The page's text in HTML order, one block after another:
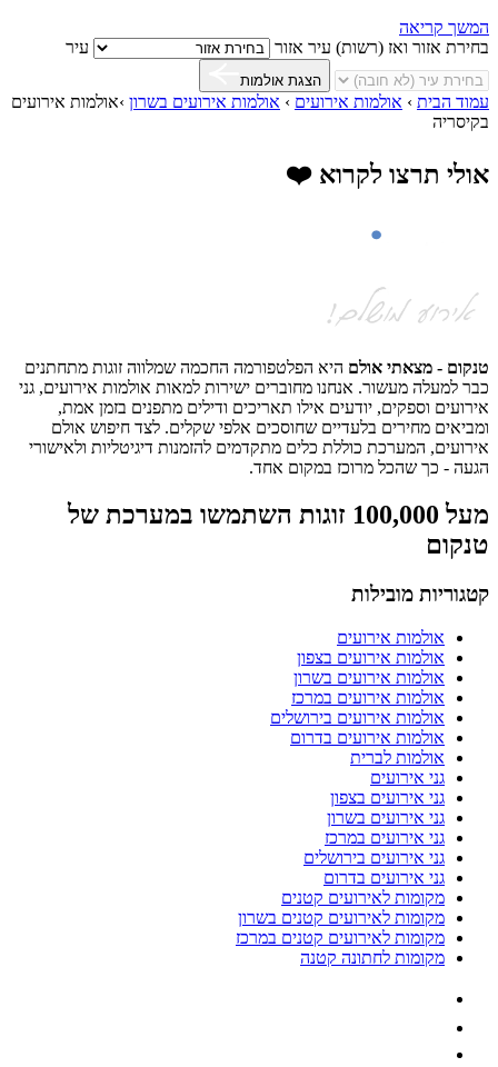
המשך קריאה
בחירת אזור ואז (רשות) עיר אזור עיר
הצגת אולמות
עמוד הבית › אולמות אירועים › אולמות אירועים בשרון ›אולמות אירועים
בקיסריה
אולי תרצו לקרוא ❤️
טנקום - מצאתי אולם היא הפלטפורמה החכמה שמלווה זוגות מתחתנים
כבר למעלה מעשור. אנחנו מחוברים ישירות למאות אולמות אירועים, גני
אירועים וספקים, יודעים אילו תאריכים ודילים מתפנים בזמן אמת,
ומביאים מחירים בלעדיים שחוסכים אלפי שקלים. לצד חיפוש אולם
אירועים, המערכת כוללת כלים מתקדמים להזמנות דיגיטליות ולאישורי
הגעה - כך שהכל מרוכז במקום אחד.
מעל 100,000 זוגות השתמשו במערכת של
טנקום
קטגוריות מובילות
אולמות אירועים
אולמות אירועים בצפון
אולמות אירועים בשרון
אולמות אירועים במרכז
אולמות אירועים בירושלים
אולמות אירועים בדרום
אולמות לברית
גני אירועים
גני אירועים בצפון
גני אירועים בשרון
גני אירועים במרכז
גני אירועים בירושלים
גני אירועים בדרום
מקומות לאירועים קטנים
מקומות לאירועים קטנים בשרון
מקומות לאירועים קטנים במרכז
מקומות לחתונה קטנה